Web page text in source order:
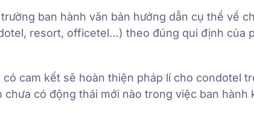
ban hành văn bản hướng dẫn cụ thể về
resort, officetel…) theo đúng qui định của
cam kết sẽ hoàn thiện pháp lí cho condotel
có động thái mới nào trong việc ban hành